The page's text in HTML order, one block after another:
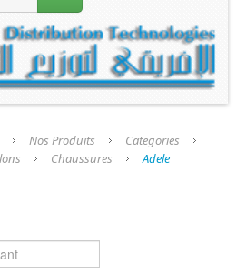
Nos Produits
Categories
Chaussures Adele